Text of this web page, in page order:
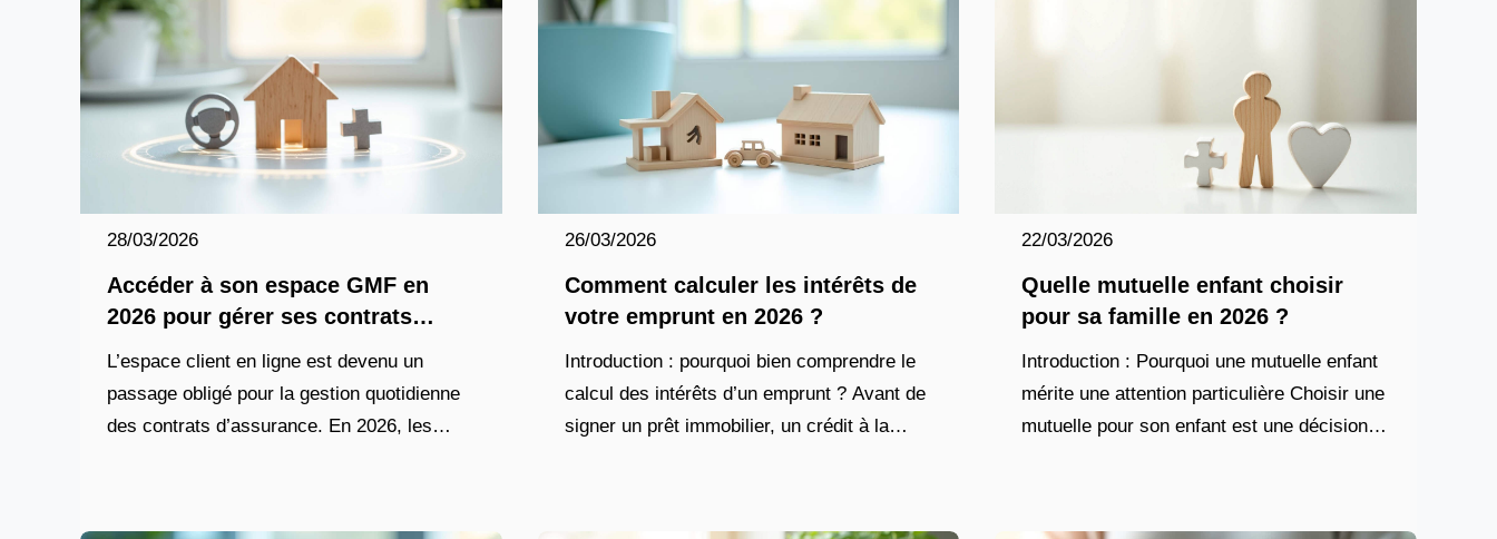
28/03/2026
Accéder à son espace GMF en
2026 pour gérer ses contrats
L’espace client en ligne est devenu un
passage obligé pour la gestion quotidienne
des contrats d’assurance. En 2026, les
26/03/2026
Comment calculer les intérêts de
votre emprunt en 2026 ?
Introduction : pourquoi bien comprendre le
calcul des intérêts d’un emprunt ? Avant de
signer un prêt immobilier, un crédit à la
22/03/2026
Quelle mutuelle enfant choisir
pour sa famille en 2026 ?
Introduction : Pourquoi une mutuelle enfant
mérite une attention particulière Choisir une
mutuelle pour son enfant est une décision